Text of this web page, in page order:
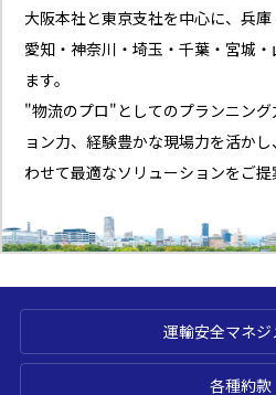
大阪本社と東京支社を中心に、兵庫
愛知・神奈川・埼玉・千葉・宮城
ます。
"物流のプロ"としてのプランニン
ョン力、経験豊かな現場力を活か
わせて最適なソリューションをご提
運輸安全マネジ
各種約款